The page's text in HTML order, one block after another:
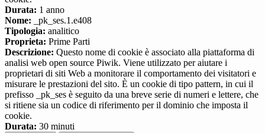
Durata: 1 anno
Nome: _pk_ses.1.e408
Tipologia: analitico
Proprieta: Prime Parti
Descrizione: Questo nome di cookie è associato alla piattaforma di
analisi web open source Piwik. Viene utilizzato per aiutare i
proprietari di siti Web a monitorare il comportamento dei visitatori e
misurare le prestazioni del sito. È un cookie di tipo pattern, in cui il
prefisso _pk_ses è seguito da una breve serie di numeri e lettere, che
si ritiene sia un codice di riferimento per il dominio che imposta il
cookie.
Durata: 30 minuti